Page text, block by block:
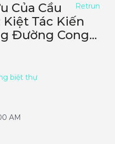
Retrun
Của Cầu
Kiệt Tác Kiến
Đường Cong...
biệt thự
AM